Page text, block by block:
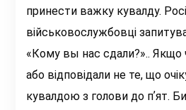
принести важку кувалду.
військовослужбовці
«Кому вы нас сдали?».. Якщо
або відповідали не те, що
кувалдою з голови до пʼят.